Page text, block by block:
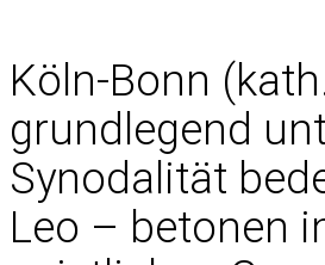
Köln-Bonn
grundlegend
Synodalität
Leo – betonen